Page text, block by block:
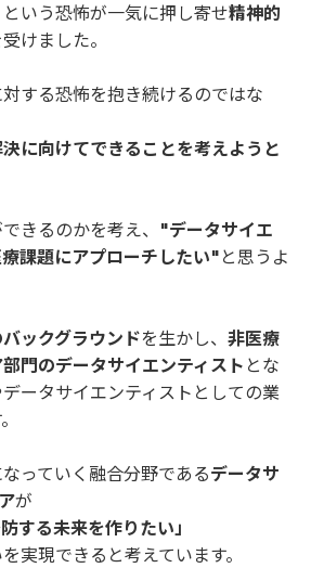
いう恐怖が一気に押し寄せ精神的
けました。
する恐怖を抱き続けるのではな
に向けてできることを考えようと
きるのかを考え、 "データサイエ
課題にアプローチしたい" と思うよ
ックグラウンドを生かし、 非医療
門のデータサイエンティスト とな
ータサイエンティストとしての業
っていく融合分野であるデータサ
が
する未来を作りたい」
実現できると考えています。